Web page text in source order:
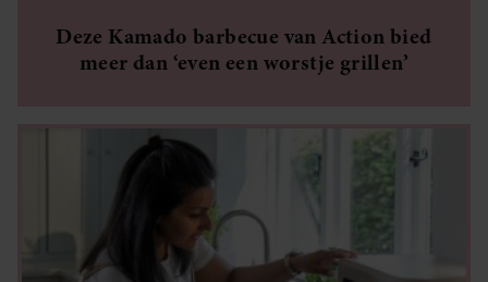
Deze Kamado barbecue van Action bied
meer dan ‘even een worstje grillen’